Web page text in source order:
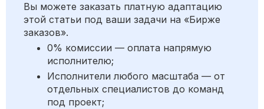
Вы можете заказать платную адаптацию
этой статьи под ваши задачи на «Бирже
заказов».
0% комиссии — оплата напрямую
исполнителю;
Исполнители любого масштаба — от
отдельных специалистов до команд
под проект;